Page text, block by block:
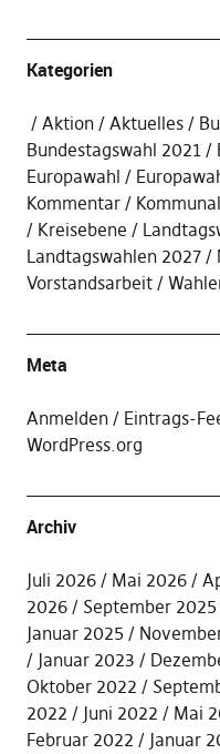
Kategorien
Aktion Aktuelles
Bundestagswahl 2021
Europawahl
Kommentar
Kreisebene
Landtagswahlen 2027
Vorstandsarbeit
Meta
Anmelden Eintrags-
WordPress.org
Archiv
Juli 2026 Mai 2026
2026
September 2025
Januar 2025
Januar 2023
Oktober 2022
2022
Juni 2022 Mai
Februar 2022
Januar